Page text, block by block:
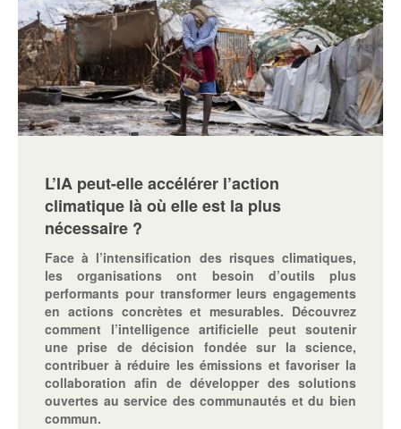
L’IA peut-elle accélérer l’action
climatique là où elle est la plus
nécessaire ?
Face à l’intensification des risques climatiques,
les organisations ont besoin d’outils plus
performants pour transformer leurs engagements
en actions concrètes et mesurables. Découvrez
comment l’intelligence artificielle peut soutenir
une prise de décision fondée sur la science,
contribuer à réduire les émissions et favoriser la
collaboration afin de développer des solutions
ouvertes au service des communautés et du bien
commun.